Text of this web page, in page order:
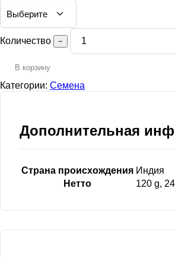
Количество −
В корзину
Категории: Семена
Дополнительная
Страна происхождения Индия
Нетто
120 g,